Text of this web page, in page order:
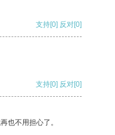
支持[0] 反对[0]
支持[0] 反对[0]
也不用担心了。